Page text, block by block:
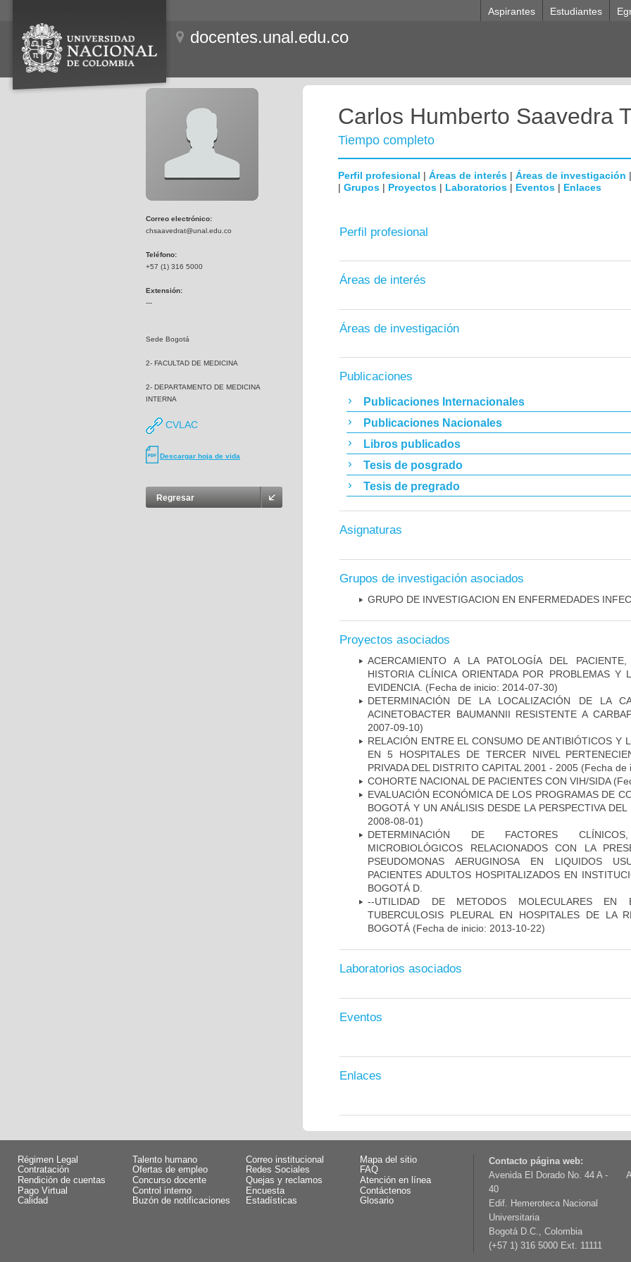
Aspirantes Estudiantes
docentes.unal.edu.co
Correo electrónico:
chsaavedrat@unal.edu.co
Teléfono:
+57 (1) 316 5000
Extensión:
---
Sede Bogotá
2- FACULTAD DE MEDICINA
2- DEPARTAMENTO DE MEDICINA
INTERNA
CVLAC
Descargar hoja de vida
Regresar
Carlos Humberto Saavedra
Tiempo completo
Perfil profesional | Áreas de interés | Áreas de investigación |
| Grupos | Proyectos | Laboratorios | Eventos | Enlaces
Perfil profesional
Áreas de interés
Áreas de investigación
Publicaciones
Publicaciones Internacionales
Publicaciones Nacionales
Libros publicados
Tesis de posgrado
Tesis de pregrado
Asignaturas
Grupos de investigación asociados
GRUPO DE INVESTIGACION EN ENFERMEDADES
Proyectos asociados
ACERCAMIENTO A LA PATOLOGÍA DEL
HISTORIA CLÍNICA ORIENTADA POR PROBLEMAS Y
EVIDENCIA. (Fecha de inicio: 2014-07-30)
DETERMINACIÓN DE LA LOCALIZACIÓN DE LA
ACINETOBACTER BAUMANNII RESISTENTE A
2007-09-10)
RELACIÓN ENTRE EL CONSUMO DE ANTIBIÓTICOS Y
EN 5 HOSPITALES DE TERCER NIVEL
PRIVADA DEL DISTRITO CAPITAL 2001 - 2005 (Fecha de
COHORTE NACIONAL DE PACIENTES CON VIH/SIDA
EVALUACIÓN ECONÓMICA DE LOS PROGRAMAS DE
BOGOTÁ Y UN ANÁLISIS DESDE LA PERSPECTIVA DEL
2008-08-01)
DETERMINACIÓN DE FACTORES
MICROBIOLÓGICOS RELACIONADOS CON LA
PSEUDOMONAS AERUGINOSA EN LIQUIDOS
PACIENTES ADULTOS HOSPITALIZADOS EN
BOGOTÁ D.
--UTILIDAD DE METODOS MOLECULARES
TUBERCULOSIS PLEURAL EN HOSPITALES DE LA
BOGOTÁ (Fecha de inicio: 2013-10-22)
Laboratorios asociados
Eventos
Enlaces
Régimen Legal
Talento humano
Contratación
Ofertas de empleo
Rendición de cuentas
Concurso docente
Pago Virtual
Control interno
Calidad
Buzón de notificaciones
Correo institucional
Mapa del sitio
Redes Sociales
FAQ
Quejas y reclamos
Atención en línea
Encuesta
Contáctenos
Estadísticas
Glosario
Contacto página web:
Avenida El Dorado No. 44 A -
40
Edif. Hemeroteca Nacional
Universitaria
Bogotá D.C., Colombia
(+57 1) 316 5000 Ext. 11111